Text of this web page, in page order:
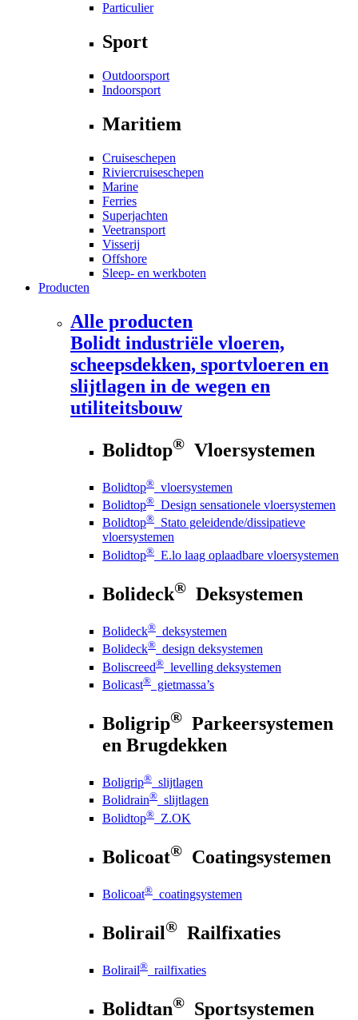
Particulier
Sport
Outdoorsport
Indoorsport
Maritiem
Cruiseschepen
Riviercruiseschepen
Marine
Ferries
Superjachten
Veetransport
Visserij
Offshore
Sleep- en werkboten
Producten
Alle producten
Bolidt industriële vloeren,
scheepsdekken, sportvloeren en
slijtlagen in de wegen en
utiliteitsbouw
Bolidtop® Vloersystemen
Bolidtop® vloersystemen
Bolidtop® Design sensationele vloersystemen
Bolidtop® Stato geleidende/dissipatieve
vloersystemen
Bolidtop® E.lo laag oplaadbare vloersystemen
Bolideck® Deksystemen
Bolideck® deksystemen
Bolideck® design deksystemen
Boliscreed® levelling deksystemen
Bolicast® gietmassa’s
Boligrip® Parkeersystemen
en Brugdekken
Boligrip® slijtlagen
Bolidrain® slijtlagen
Bolidtop® Z.OK
Bolicoat® Coatingsystemen
Bolicoat® coatingsystemen
Bolirail® Railfixaties
Bolirail® railfixaties
Bolidtan® Sportsystemen